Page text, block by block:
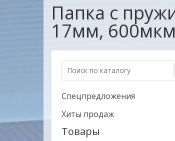
Папка с
17мм,
Спецпредложения
Хиты продаж
Товары